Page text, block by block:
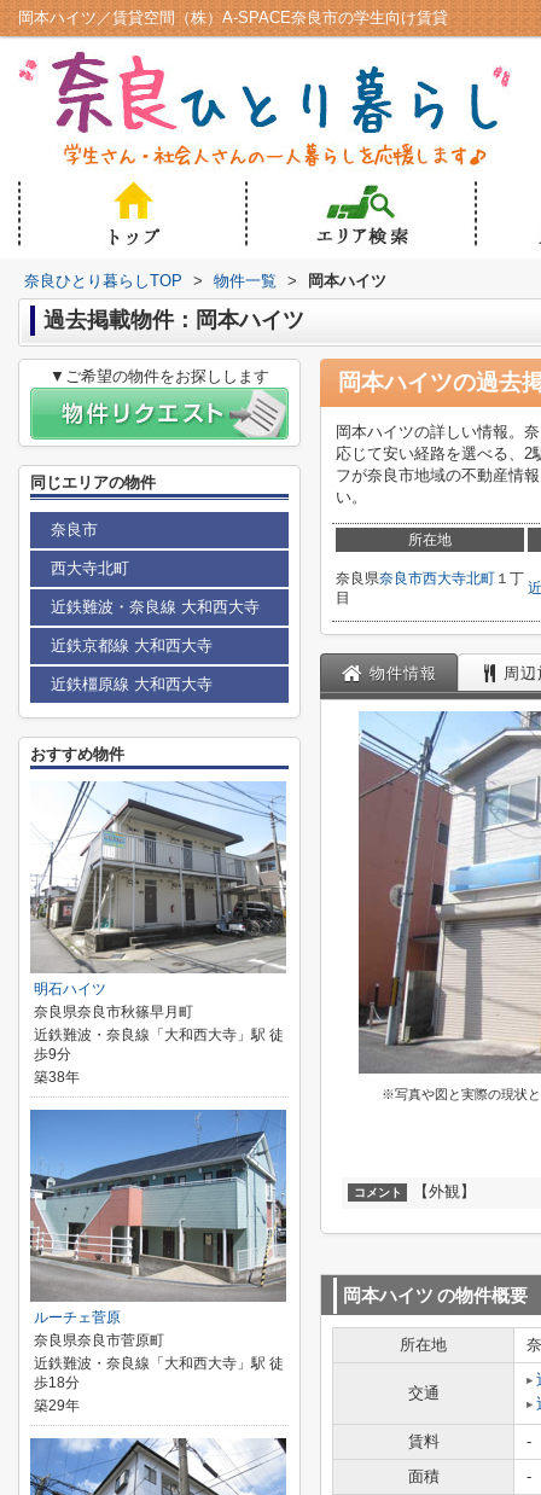
岡本ハイツ／賃貸空間（株）A-SPACE奈良市の学生向け賃貸
奈良ひとり暮らしTOP > 物件一覧 > 岡本ハイツ
過去掲載物件：岡本ハイツ
岡本ハイツの過去
岡本ハイツの詳しい情報。
応じて安い経路を選べる、2
フが奈良市地域の不動産情
い。
所在地
奈良県奈良市西大寺北町 １丁
目
物件情報 周
※写真や図と実際の現状
コメント 【外観】
岡本ハイツ の物件概要
所在地
交通
賃料
-
面積
-
▼ご希望の物件をお探しします
同じエリアの物件
奈良市
西大寺北町
近鉄難波・奈良線 大和西大寺
近鉄京都線 大和西大寺
近鉄橿原線 大和西大寺
おすすめ物件
明石ハイツ
奈良県奈良市秋篠早月町
近鉄難波・奈良線「大和西大寺」駅 徒
歩9分
築38年
ルーチェ菅原
奈良県奈良市菅原町
近鉄難波・奈良線「大和西大寺」駅 徒
歩18分
築29年